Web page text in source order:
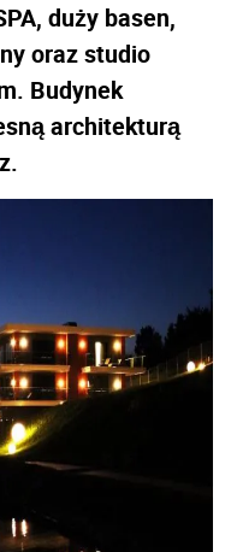
duży basen,
oraz studio
Budynek
architekturą